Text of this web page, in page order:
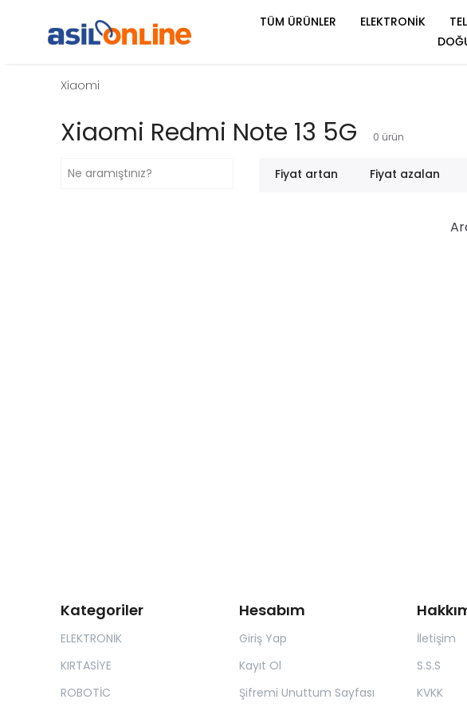
TÜM ÜRÜNLER ELEKTRONİK
Xiaomi
Xiaomi Redmi Note 13 5G 0 ürün
Fiyat artan Fiyat azalan
Kategoriler
ELEKTRONİK
KIRTASİYE
ROBOTİC
Hesabım
Giriş Yap
Kayıt Ol
Şifremi Unuttum Sayfası
İletişim
S.S.S
KVKK